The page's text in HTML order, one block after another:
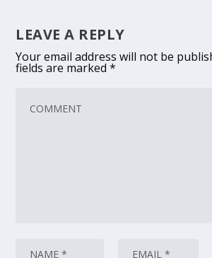
LEAVE A REPLY
Your email address will not be
fields are marked*